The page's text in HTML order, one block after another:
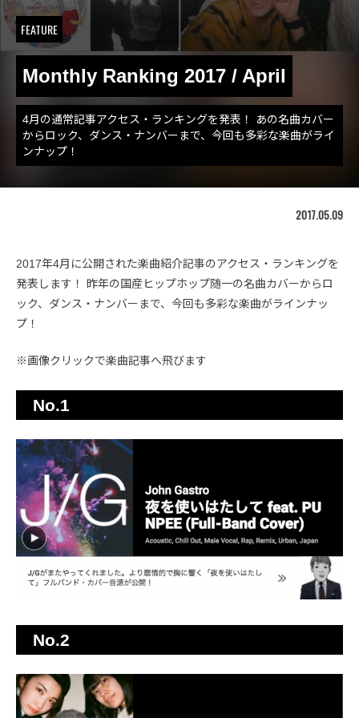
FEATURE
Monthly Ranking 2017 / April
4月の通常記事アクセス・ランキングを発表！ あの名曲カバー
からロック、ダンス・ナンバーまで、今回も多彩な楽曲がライ
ンナップ！
2017.05.09
2017年4月に公開された楽曲紹介記事のアクセス・ランキングを
発表します！ 昨年の国産ヒップホップ随一の名曲カバーからロ
ック、ダンス・ナンバーまで、今回も多彩な楽曲がラインナッ
プ！
※画像クリックで楽曲記事へ飛びます
No.1
No.2